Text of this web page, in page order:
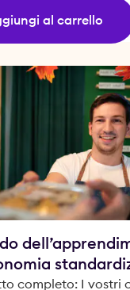
al carrello
completo: I vostri